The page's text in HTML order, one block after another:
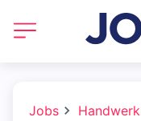
Jobs
Handwerk